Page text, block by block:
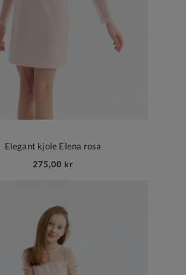
Elegant kjole Elena rosa
275,00 kr